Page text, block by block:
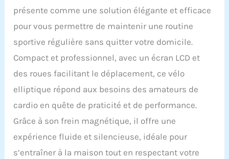
présente comme une solution élégante et efficace
pour vous permettre de maintenir une routine
sportive régulière sans quitter votre domicile.
Compact et professionnel, avec un écran LCD et
des roues facilitant le déplacement, ce vélo
elliptique répond aux besoins des amateurs de
cardio en quête de praticité et de performance.
Grâce à son frein magnétique, il offre une
expérience fluide et silencieuse, idéale pour
s’entraîner à la maison tout en respectant votre